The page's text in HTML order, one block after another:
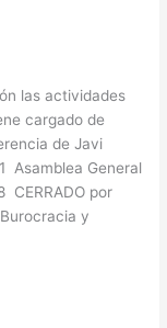
las actividades
cargado de
de Javi
Asamblea General
CERRADO por
y